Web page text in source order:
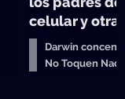
celular y
Darwin
No Toquen